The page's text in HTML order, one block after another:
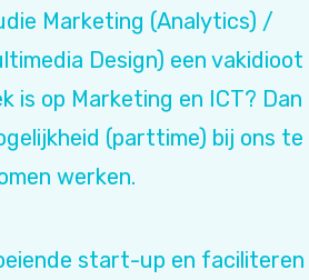
Marketing (Analytics) /
Design) een vakidioot
is op Marketing en ICT? Dan
(parttime) bij ons te
werken.
start-up en faciliteren